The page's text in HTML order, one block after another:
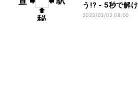
う!? - 5秒で解
2023/03/02 08:00